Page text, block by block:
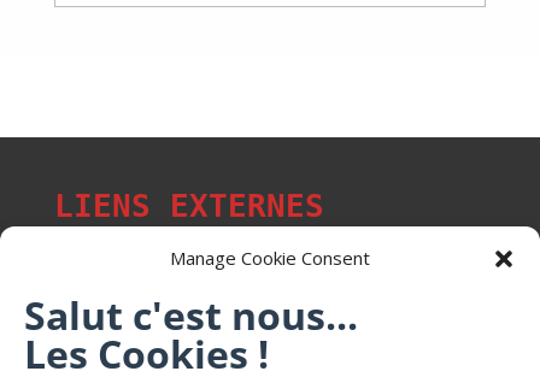
Manage Cookie Consent
Salut c'est nous...
Les Cookies !
LIENS EXTERNES
Les p'tits citoyens de Mont-Saint-Martin
Trail Saintmartinois Daniel FEITE